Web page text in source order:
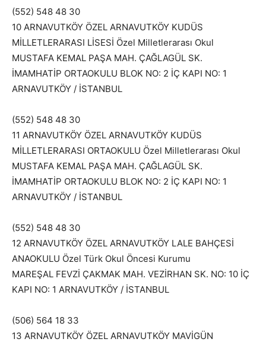
(552) 548 48 30
10 ARNAVUTKÖY ÖZEL ARNAVUTKÖY KUDÜS
MİLLETLERARASI LİSESİ Özel Milletlerarası Okul
MUSTAFA KEMAL PAŞA MAH. ÇAĞLAGÜL SK.
İMAMHATİP ORTAOKULU BLOK NO: 2 İÇ KAPI NO: 1
ARNAVUTKÖY / İSTANBUL
(552) 548 48 30
11 ARNAVUTKÖY ÖZEL ARNAVUTKÖY KUDÜS
MİLLETLERARASI ORTAOKULU Özel Milletlerarası Okul
MUSTAFA KEMAL PAŞA MAH. ÇAĞLAGÜL SK.
İMAMHATİP ORTAOKULU BLOK NO: 2 İÇ KAPI NO: 1
ARNAVUTKÖY / İSTANBUL
(552) 548 48 30
12 ARNAVUTKÖY ÖZEL ARNAVUTKÖY LALE BAHÇESİ
ANAOKULU Özel Türk Okul Öncesi Kurumu
MAREŞAL FEVZİ ÇAKMAK MAH. VEZİRHAN SK. NO: 10 İÇ
KAPI NO: 1 ARNAVUTKÖY / İSTANBUL
(506) 564 18 33
13 ARNAVUTKÖY ÖZEL ARNAVUTKÖY MAVİGÜN